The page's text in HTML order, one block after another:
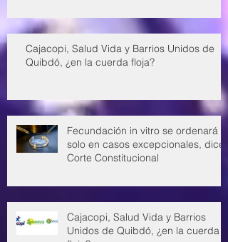
Cajacopi, Salud Vida y Barrios Unidos de
Quibdó, ¿en la cuerda floja?
Fecundación in vitro se ordenará
solo en casos excepcionales, dice
Corte Constitucional
Cajacopi, Salud Vida y Barrios
Unidos de Quibdó, ¿en la cuerda